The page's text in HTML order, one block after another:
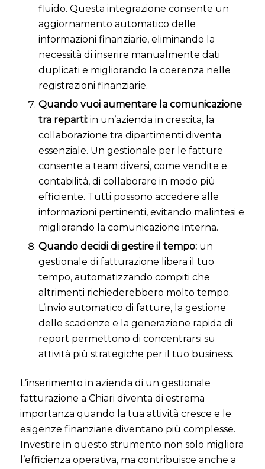
fluido. Questa integrazione consente un
aggiornamento automatico delle
informazioni finanziarie, eliminando la
necessità di inserire manualmente dati
duplicati e migliorando la coerenza nelle
registrazioni finanziarie.
Quando vuoi aumentare la comunicazione
tra reparti:in un’azienda in crescita, la
collaborazione tra dipartimenti diventa
essenziale. Un gestionale per le fatture
consente a team diversi, come vendite e
contabilità, di collaborare in modo più
efficiente. Tutti possono accedere alle
informazioni pertinenti, evitando malintesi e
migliorando la comunicazione interna.
Quando decidi di gestire il tempo:un
gestionale di fatturazione libera il tuo
tempo, automatizzando compiti che
altrimenti richiederebbero molto tempo.
L’invio automatico di fatture, la gestione
delle scadenze e la generazione rapida di
report permettono di concentrarsi su
attività più strategiche per il tuo business.
L’inserimento in azienda di un gestionale
fatturazione a Chiari diventa di estrema
importanza quando la tua attività cresce e le
esigenze finanziarie diventano più complesse.
Investire in questo strumento non solo migliora
l’efficienza operativa, ma contribuisce anche a